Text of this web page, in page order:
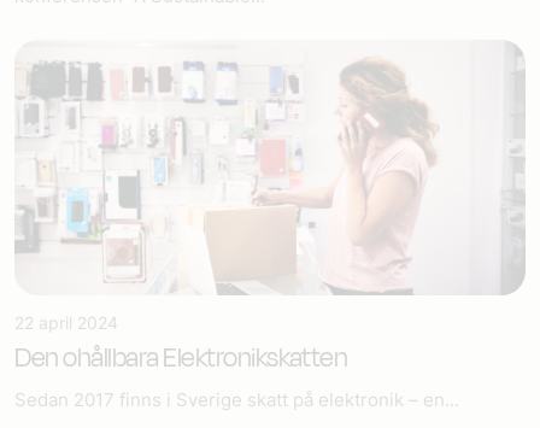
22 april 2024
Den ohållbara Elektronikskatten
Sedan 2017 finns i Sverige skatt på elektronik – en...